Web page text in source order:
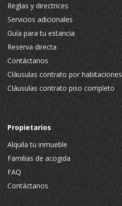
Reglas y directrices
Servicios adicionales
Guía para tu estancia
Reserva directa
Contáctanos
Cláusulas contrato por habitaciones
Cláusulas contrato piso completo
Propietarios
Alquila tu inmueble
Familias de acogida
FAQ
Contáctanos